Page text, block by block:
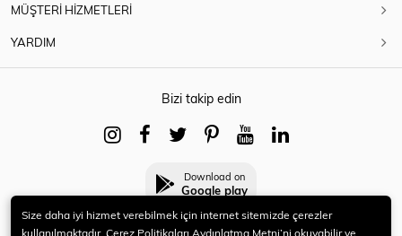
MÜŞTERİ HİZMETLERİ
YARDIM
Bizi takip edin
Download on
Google play
Size daha iyi hizmet verebilmek için internet sitemizde çerezler
kullanılmaktadır. Çerez Politikaları Aydınlatma Metni’ni okuyabilir ve